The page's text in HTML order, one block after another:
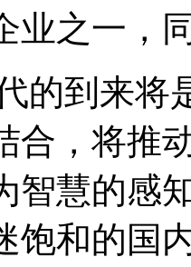
业之一，
的到来将
合，将推
智慧的感
饱和的国